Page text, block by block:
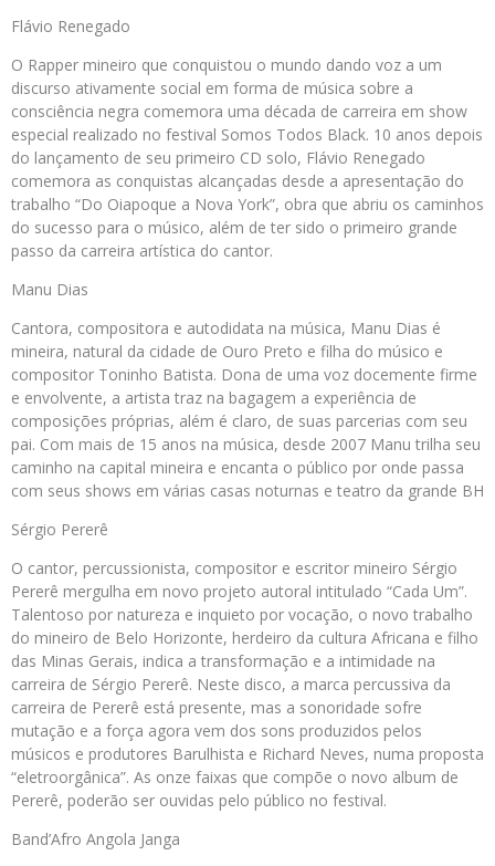
Flávio Renegado
O Rapper mineiro que conquistou o mundo dando voz a um
discurso ativamente social em forma de música sobre a
consciência negra comemora uma década de carreira em show
especial realizado no festival Somos Todos Black. 10 anos depois
do lançamento de seu primeiro CD solo, Flávio Renegado
comemora as conquistas alcançadas desde a apresentação do
trabalho “Do Oiapoque a Nova York”, obra que abriu os caminhos
do sucesso para o músico, além de ter sido o primeiro grande
passo da carreira artística do cantor.
Manu Dias
Cantora, compositora e autodidata na música, Manu Dias é
mineira, natural da cidade de Ouro Preto e filha do músico e
compositor Toninho Batista. Dona de uma voz docemente firme
e envolvente, a artista traz na bagagem a experiência de
composições próprias, além é claro, de suas parcerias com seu
pai. Com mais de 15 anos na música, desde 2007 Manu trilha seu
caminho na capital mineira e encanta o público por onde passa
com seus shows em várias casas noturnas e teatro da grande BH
Sérgio Pererê
O cantor, percussionista, compositor e escritor mineiro Sérgio
Pererê mergulha em novo projeto autoral intitulado “Cada Um”.
Talentoso por natureza e inquieto por vocação, o novo trabalho
do mineiro de Belo Horizonte, herdeiro da cultura Africana e filho
das Minas Gerais, indica a transformação e a intimidade na
carreira de Sérgio Pererê. Neste disco, a marca percussiva da
carreira de Pererê está presente, mas a sonoridade sofre
mutação e a força agora vem dos sons produzidos pelos
músicos e produtores Barulhista e Richard Neves, numa proposta
“eletroorgânica”. As onze faixas que compõe o novo album de
Pererê, poderão ser ouvidas pelo público no festival.
Band’Afro Angola Janga